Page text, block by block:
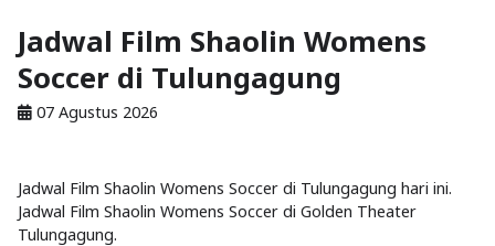
Jadwal Film Shaolin Womens
Soccer di Tulungagung
07 Agustus 2026
Jadwal Film Shaolin Womens Soccer di Tulungagung hari ini.
Jadwal Film Shaolin Womens Soccer di Golden Theater
Tulungagung.